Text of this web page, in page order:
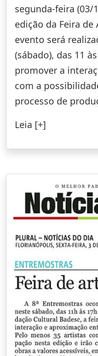
segunda-feira (03/
edição da Feira
evento será
(sábado), das 11
promover a
com a
processo de
Leia [+]